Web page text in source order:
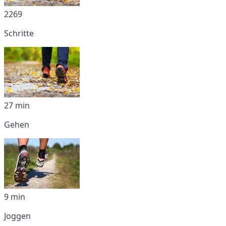
2269
Schritte
27 min
Gehen
9 min
Joggen